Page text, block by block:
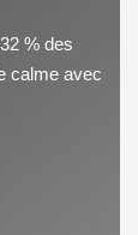
% des
calme avec